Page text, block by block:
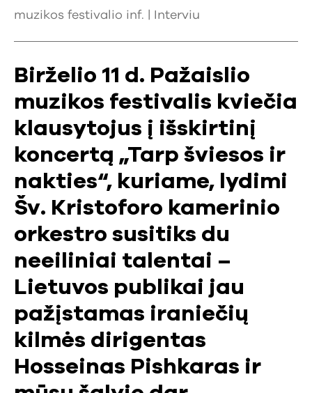
muzikos festivalio inf. |
Interviu
Birželio 11 d. Pažaislio
muzikos festivalis kviečia
klausytojus į išskirtinį
koncertą „Tarp šviesos ir
nakties“, kuriame, lydimi
Šv. Kristoforo kamerinio
orkestro susitiks du
neeiliniai talentai –
Lietuvos publikai jau
pažįstamas iraniečių
kilmės dirigentas
Hosseinas Pishkaras ir